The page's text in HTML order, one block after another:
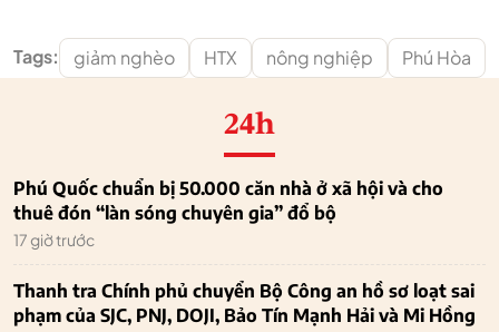
Tags: giảm nghèo HTX nông nghiệp Phú Hòa
24h
Phú Quốc chuẩn bị 50.000 căn nhà ở xã hội và cho
thuê đón “làn sóng chuyên gia” đổ bộ
17 giờ trước
Thanh tra Chính phủ chuyển Bộ Công an hồ sơ loạt sai
phạm của SJC, PNJ, DOJI, Bảo Tín Mạnh Hải và Mi Hồng